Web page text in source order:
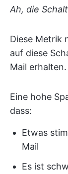
Ah, die
Diese Metrik
auf diese
Mail erhalten.
Eine hohe
dass:
Etwas
Mail
Es ist